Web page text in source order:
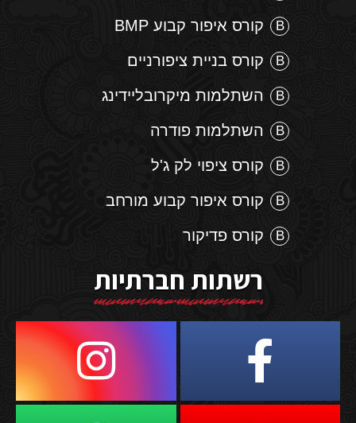
קורס איפור קבוע BMP
קורס בניית ציפורניים
השתלמות מיקרובליידינג
השתלמות פודרה
קורס ציפוי לק ג'ל
קורס איפור קבוע מורחב
קורס פדיקור
רשתות חברתיות